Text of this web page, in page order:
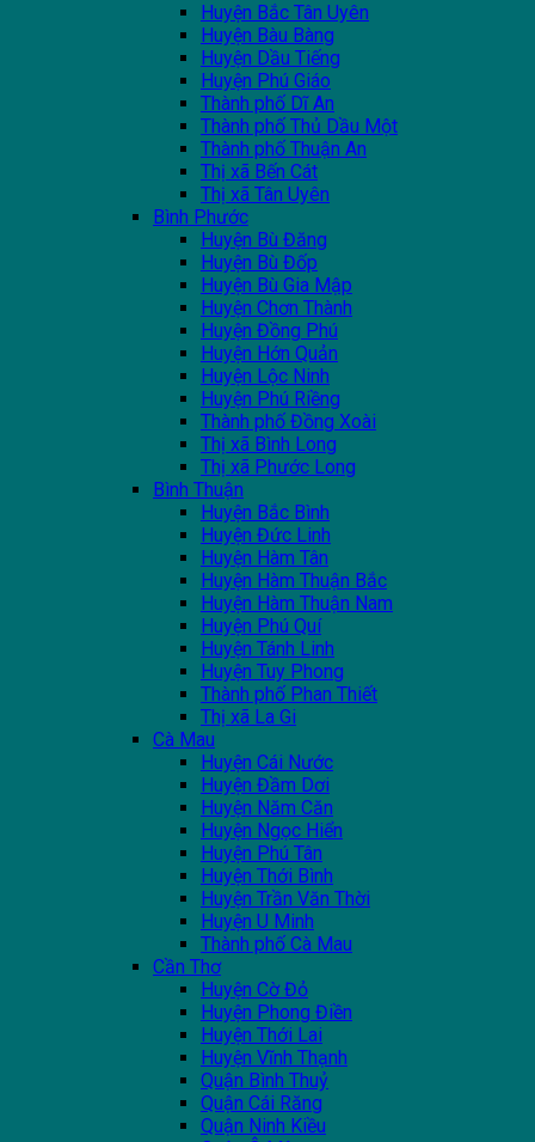
Huyện Bắc Tân Uyên
Huyện Bàu Bàng
Huyện Dầu Tiếng
Huyện Phú Giáo
Thành phố Dĩ An
Thành phố Thủ Dầu Một
Thành phố Thuận An
Thị xã Bến Cát
Thị xã Tân Uyên
Bình Phước
Huyện Bù Đăng
Huyện Bù Đốp
Huyện Bù Gia Mập
Huyện Chơn Thành
Huyện Đồng Phú
Huyện Hớn Quản
Huyện Lộc Ninh
Huyện Phú Riềng
Thành phố Đồng Xoài
Thị xã Bình Long
Thị xã Phước Long
Bình Thuận
Huyện Bắc Bình
Huyện Đức Linh
Huyện Hàm Tân
Huyện Hàm Thuận Bắc
Huyện Hàm Thuận Nam
Huyện Phú Quí
Huyện Tánh Linh
Huyện Tuy Phong
Thành phố Phan Thiết
Thị xã La Gi
Cà Mau
Huyện Cái Nước
Huyện Đầm Dơi
Huyện Năm Căn
Huyện Ngọc Hiển
Huyện Phú Tân
Huyện Thới Bình
Huyện Trần Văn Thời
Huyện U Minh
Thành phố Cà Mau
Cần Thơ
Huyện Cờ Đỏ
Huyện Phong Điền
Huyện Thới Lai
Huyện Vĩnh Thạnh
Quận Bình Thuỷ
Quận Cái Răng
Quận Ninh Kiều